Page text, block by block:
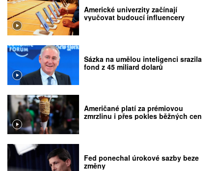
Americké univerzity začínají
vyučovat budoucí influencery
Sázka na umělou inteligenci srazila
fond z 45 miliard dolarů
Američané platí za prémiovou
zmrzlinu i přes pokles běžných cen
Fed ponechal úrokové sazby beze
změny